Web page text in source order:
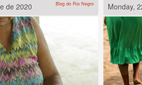
de 2020
Blog do Rio Negro
Monday,